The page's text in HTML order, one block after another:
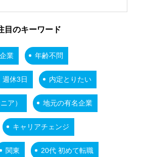
目のキーワード
業 年齢不問
週休3日 内定とりたい
ア） 地元の有名企業
キャリアチェンジ
関東 20代 初めて転職